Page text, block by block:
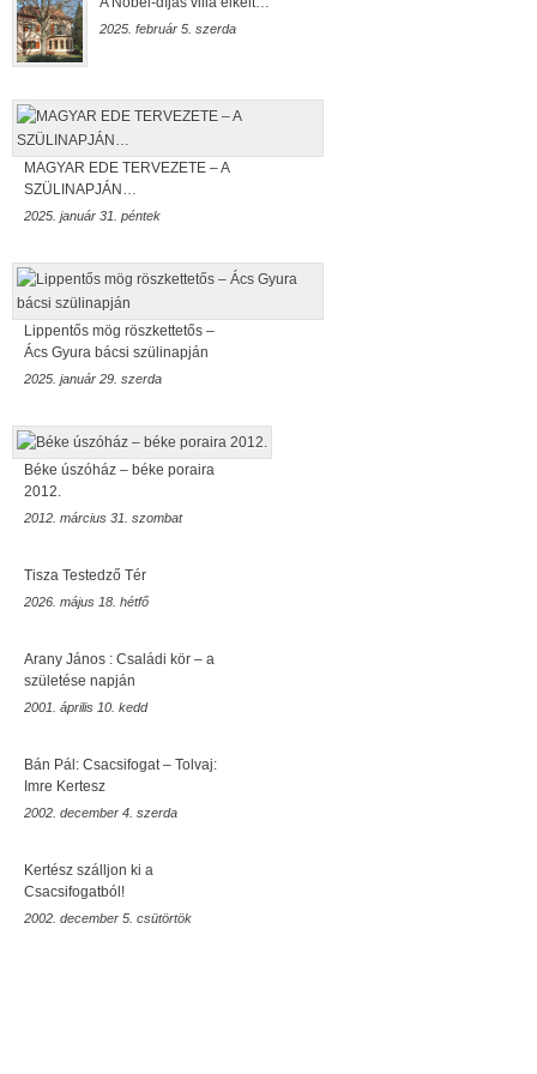
2025. február 5. szerda
MAGYAR EDE TERVEZETE – A
SZÜLINAPJÁN…
2025. január 31. péntek
Lippentős mög röszkettetős –
Ács Gyura bácsi szülinapján
2025. január 29. szerda
Béke úszóház – béke poraira
2012.
2012. március 31. szombat
Tisza Testedző Tér
2026. május 18. hétfő
Arany János : Családi kör – a
születése napján
2001. április 10. kedd
Bán Pál: Csacsifogat – Tolvaj:
Imre Kertesz
2002. december 4. szerda
Kertész szálljon ki a
Csacsifogatból!
2002. december 5. csütörtök